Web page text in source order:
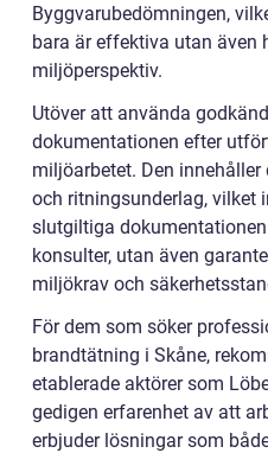
Byggvarubedömningen,
bara är effektiva utan även
miljöperspektiv.
Utöver att använda
dokumentationen efter
miljöarbetet. Den
och ritningsunderlag, vilket
slutgiltiga
konsulter, utan även
miljökrav och
För dem som söker
brandtätning i Skåne,
etablerade aktörer som
gedigen erfarenhet av att
erbjuder lösningar som